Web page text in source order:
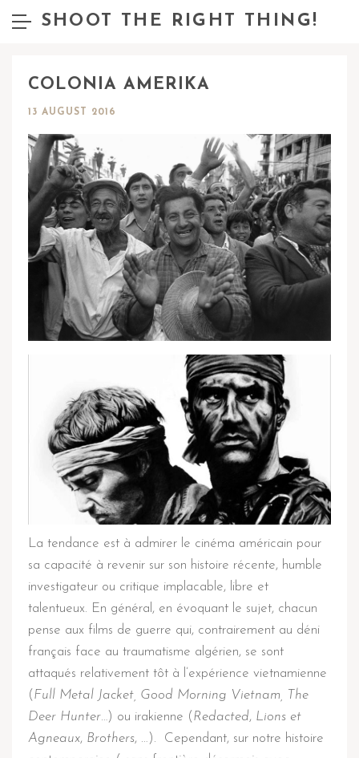
SHOOT THE RIGHT THING!
COLONIA AMERIKA
13 AUGUST 2016
La tendance est à admirer le cinéma américain pour
sa capacité à revenir sur son histoire récente, humble
investigateur ou critique implacable, libre et
talentueux. En général, en évoquant le sujet, chacun
pense aux films de guerre qui, contrairement au déni
français face au traumatisme algérien, se sont
attaqués relativement tôt à l’expérience vietnamienne
(Full Metal Jacket, Good Morning Vietnam, The
Deer Hunter…) ou irakienne (Redacted, Lions et
Agneaux, Brothers, …). Cependant, sur notre histoire